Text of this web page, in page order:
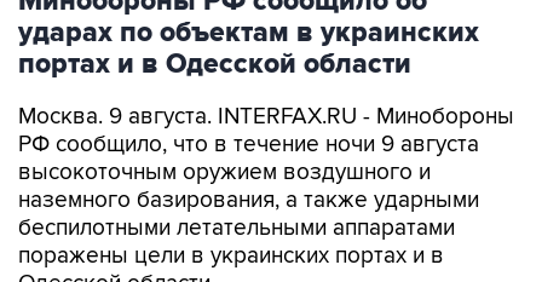
ударах по объектам в украинских
портах и в Одесской области
Москва. 9 августа. INTERFAX.RU - Минобороны
РФ сообщило, что в течение ночи 9 августа
высокоточным оружием воздушного и
наземного базирования, а также ударными
беспилотными летательными аппаратами
поражены цели в украинских портах и в